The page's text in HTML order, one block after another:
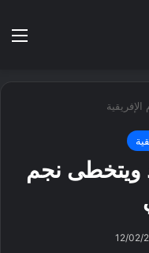
ويتخطى نجم
12/02/